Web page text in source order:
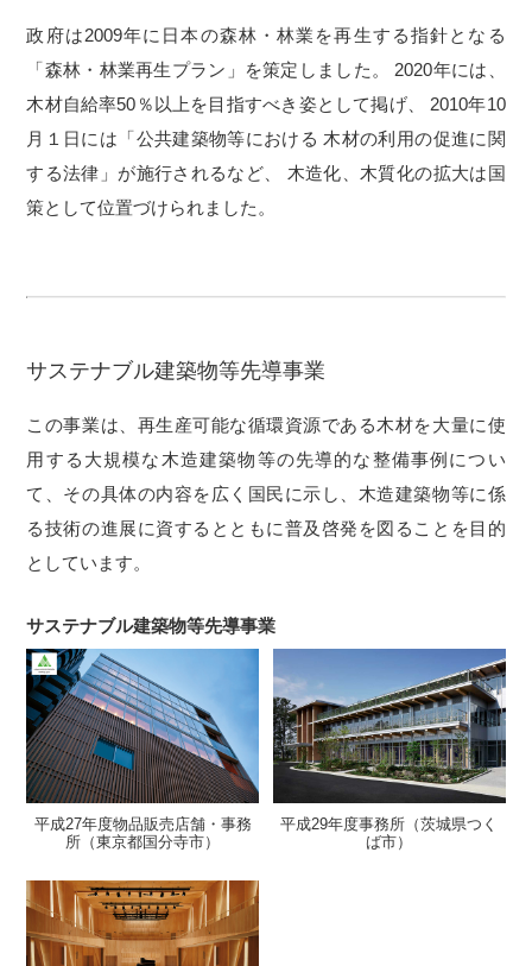
政府は2009年に日本の森林・林業を再生する指針となる
「森林・林業再生プラン」を策定しました。
2020年には、
木材自給率50％以上を目指すべき姿として掲げ、
2010年10
月１日には「公共建築物等における 木材の利用の促進に関
する法律」が施行されるなど、
木造化、木質化の拡大は国
策として位置づけられました。
サステナブル建築物等先導事業
この事業は、再生産可能な循環資源である木材を大量に使
用する大規模な木造建築物等の先導的な整備事例につい
て、 その具体の内容を広く国民に示し、木造建築物等に係
る技術の進展に資するとともに普及啓発を図ることを目的
としています。
サステナブル建築物等先導事業
平成27年度物品販売店舗・事務
所（東京都国分寺市）
平成29年度事務所（茨城県つく
ば市）